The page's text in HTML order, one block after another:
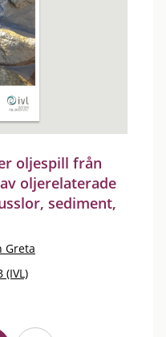
oljespill från
oljerelaterade
sediment,
Greta
(IVL)